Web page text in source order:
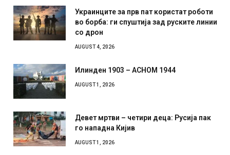
Украинците за прв пат користат роботи
во борба: ги спуштија зад руските линии
со дрон
AUGUST 4, 2026
Илинден 1903 – АСНОМ 1944
AUGUST 1, 2026
Девет мртви – четири деца: Русија пак
го нападна Кијив
AUGUST 1, 2026